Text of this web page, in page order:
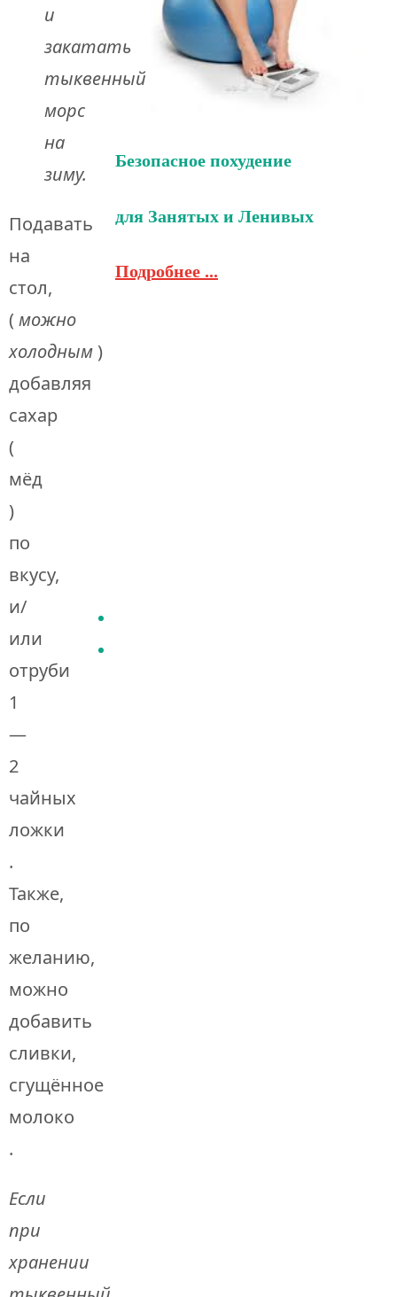
и
закатать
тыквенный
морс
на
зиму.
Подавать
на
стол,
( можно
холодным )
добавляя
сахар
(
мёд
)
по
вкусу,
и/
или
отруби
1
—
2
чайных
ложки
.
Также,
по
желанию,
можно
добавить
сливки,
сгущённое
молоко
.
Если
при
хранении
Безопасное похудение
для Занятых и Ленивых
Подробнее ...